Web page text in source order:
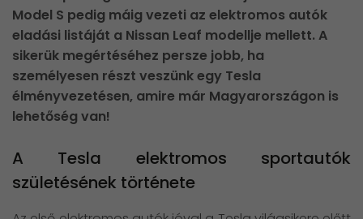
Model S pedig máig vezeti az elektromos autók
eladási listáját a Nissan Leaf modellje mellett. A
sikerük megértéséhez persze jobb, ha
személyesen részt veszünk egy Tesla
élményvezetésen, amire már Magyarországon is
lehetőség van!
A Tesla elektromos sportautók
születésének története